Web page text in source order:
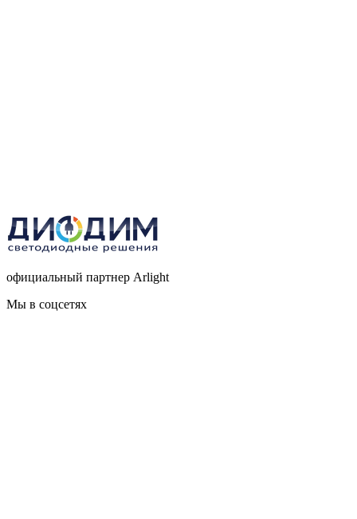
официальный партнер Arlight
Мы в соцсетях